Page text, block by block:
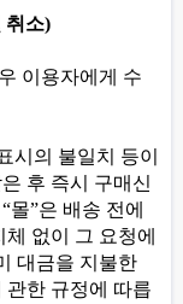
취소)
이용자에게 수
시의 불일치 등이
후 즉시 구매신
“몰”은 배송 전에
없이 그 요청에
대금을 지불한
관한 규정에 따릅